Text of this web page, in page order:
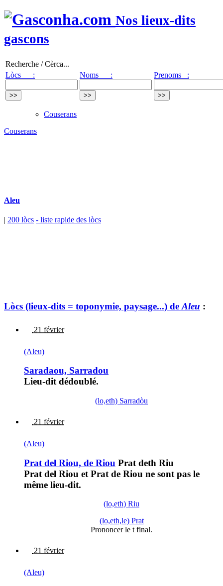
Nos lieux-dits
gascons
Recherche / Cèrca...
Lòcs :
Noms : Prenoms :
Couserans
Couserans
Aleu
| 200 lòcs - liste rapide des lòcs
Lòcs (lieux-dits = toponymie, paysage...) de Aleu :
21 février
(Aleu)
Saradaou, Sarradou
Lieu-dit dédoublé.
(lo,eth) Sarradòu
21 février
(Aleu)
Prat del Riou, de Riou Prat deth Riu
Prat del Riou et Prat de Riou ne sont pas le
même lieu-dit.
(lo,eth) Riu
(lo,eth,le) Prat
Prononcer le t final.
21 février
(Aleu)